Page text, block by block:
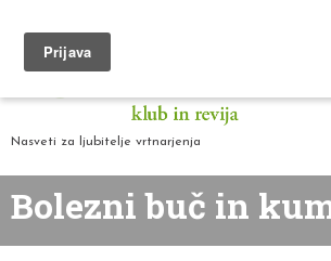
Nasveti za ljubitelje vrtnarjenja
Bolezni buč in